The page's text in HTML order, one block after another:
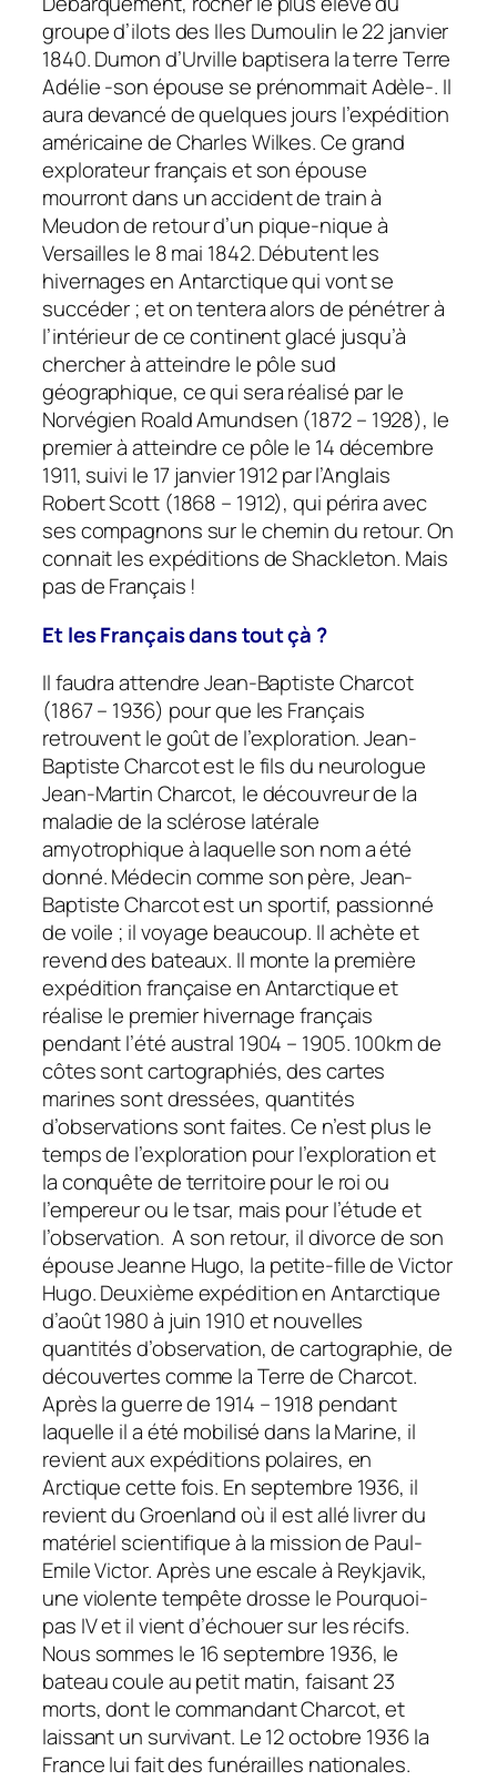
groupe d’ilots des Iles Dumoulin le 22 janvier
1840. Dumon d’Urville baptisera la terre Terre
Adélie -son épouse se prénommait Adèle-. Il
aura devancé de quelques jours l’expédition
américaine de Charles Wilkes. Ce grand
explorateur français et son épouse
mourront dans un accident de train à
Meudon de retour d’un pique-nique à
Versailles le 8 mai 1842. Débutent les
hivernages en Antarctique qui vont se
succéder ; et on tentera alors de pénétrer à
l’intérieur de ce continent glacé jusqu’à
chercher à atteindre le pôle sud
géographique, ce qui sera réalisé par le
Norvégien Roald Amundsen (1872 – 1928), le
premier à atteindre ce pôle le 14 décembre
1911, suivi le 17 janvier 1912 par l’Anglais
Robert Scott (1868 – 1912), qui périra avec
ses compagnons sur le chemin du retour. On
connait les expéditions de Shackleton. Mais
pas de Français !
Et les Français dans tout çà ?
Il faudra attendre Jean-Baptiste Charcot
(1867 – 1936) pour que les Français
retrouvent le goût de l’exploration. Jean-
Baptiste Charcot est le fils du neurologue
Jean-Martin Charcot, le découvreur de la
maladie de la sclérose latérale
amyotrophique à laquelle son nom a été
donné. Médecin comme son père, Jean-
Baptiste Charcot est un sportif, passionné
de voile ; il voyage beaucoup. Il achète et
revend des bateaux. Il monte la première
expédition française en Antarctique et
réalise le premier hivernage français
pendant l’été austral 1904 – 1905. 100km de
côtes sont cartographiés, des cartes
marines sont dressées, quantités
d’observations sont faites. Ce n’est plus le
temps de l’exploration pour l’exploration et
la conquête de territoire pour le roi ou
l’empereur ou le tsar, mais pour l’étude et
l’observation. A son retour, il divorce de son
épouse Jeanne Hugo, la petite-fille de Victor
Hugo. Deuxième expédition en Antarctique
d’août 1980 à juin 1910 et nouvelles
quantités d’observation, de cartographie, de
découvertes comme la Terre de Charcot.
Après la guerre de 1914 – 1918 pendant
laquelle il a été mobilisé dans la Marine, il
revient aux expéditions polaires, en
Arctique cette fois. En septembre 1936, il
revient du Groenland où il est allé livrer du
matériel scientifique à la mission de Paul-
Emile Victor. Après une escale à Reykjavik,
une violente tempête drosse le Pourquoi-
pas IVet il vient d’échouer sur les récifs.
Nous sommes le 16 septembre 1936, le
bateau coule au petit matin, faisant 23
morts, dont le commandant Charcot, et
laissant un survivant. Le 12 octobre 1936 la
France lui fait des funérailles nationales.